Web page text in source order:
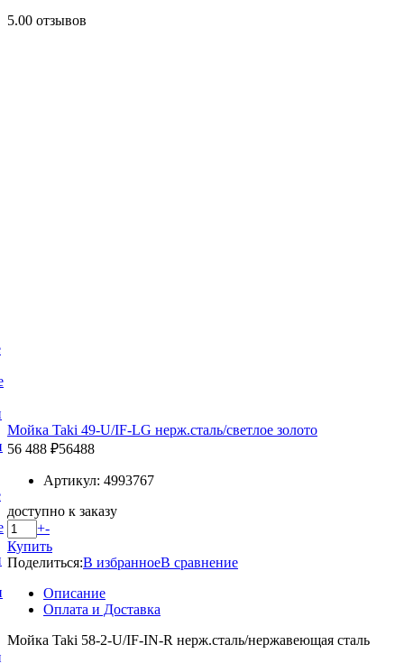
5.00 отзывов
Мойка Taki 49-U/IF-LG нерж.сталь/светлое золото
56 488 ₽56488
Артикул: 4993767
доступно к заказу
+-
Купить
Поделиться:В избранноеВ сравнение
Описание
Оплата и Доставка
Мойка Taki 58-2-U/IF-IN-R нерж.сталь/нержавеющая сталь